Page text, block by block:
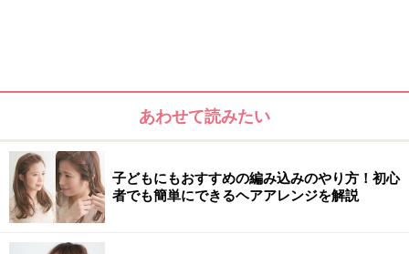
あわせて読みたい
子どもにもおすすめの編み込みのやり方！初心
者でも簡単にできるヘアアレンジを解説